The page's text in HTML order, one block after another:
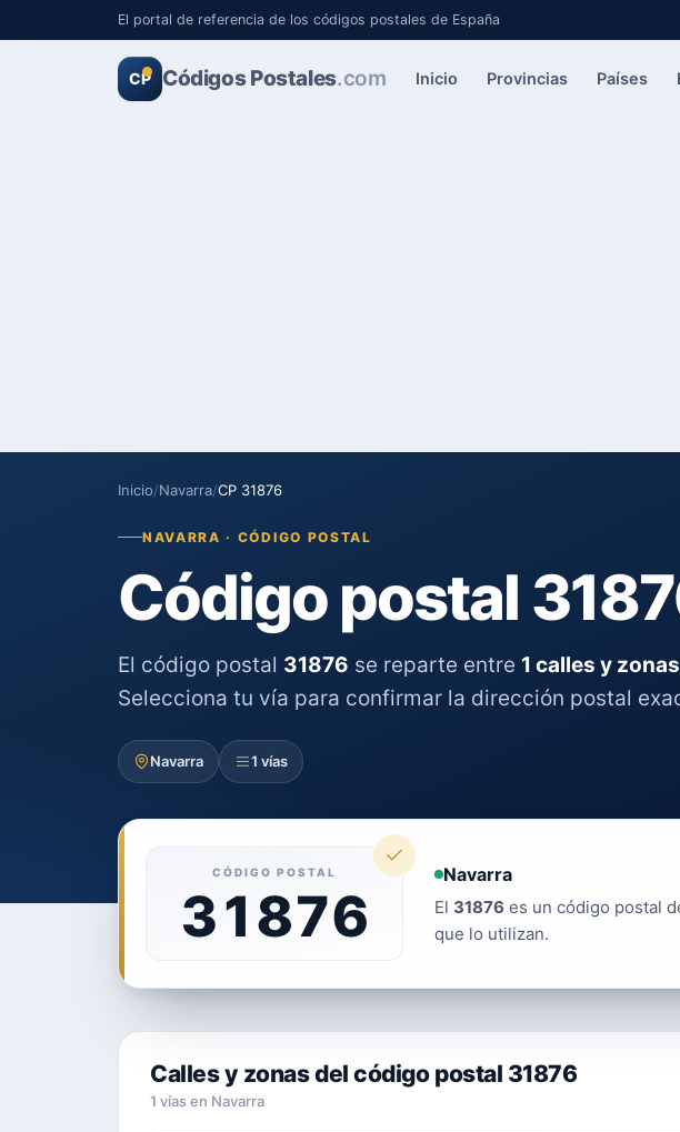
El portal de referencia de los códigos postales de España
CP Códigos Postales.com Inicio Provincias Países
Inicio/Navarra/CP 31876
NAVARRA · CÓDIGO POSTAL
Código postal
El código postal 31876 se reparte entre 1 calles y zonas
Selecciona tu vía para confirmar la dirección postal
Navarra 1 vías
CÓDIGO POSTAL
31876
Navarra
El 31876 es un código postal
que lo utilizan.
Calles y zonas del código postal 31876
1 vías en Navarra